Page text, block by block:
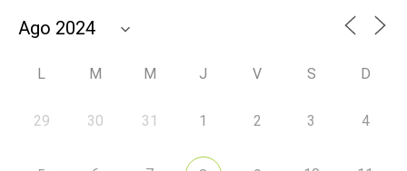
L M M J V S D
29 30 31 1 2 3 4